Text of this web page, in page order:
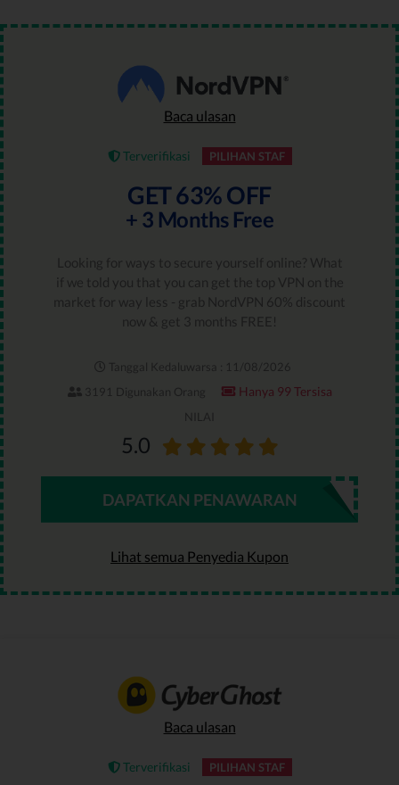
Baca ulasan
Terverifikasi PILIHAN STAF
GET 63% OFF
+ 3 Months Free
Looking for ways to secure yourself online? What
if we told you that you can get the top VPN on the
market for way less - grab NordVPN 60% discount
now & get 3 months FREE!
Tanggal Kedaluwarsa : 11/08/2026
3191 Digunakan Orang
Hanya 99 Tersisa
NILAI
5.0
DAPATKAN PENAWARAN
Lihat semua Penyedia Kupon
Baca ulasan
Terverifikasi PILIHAN STAF